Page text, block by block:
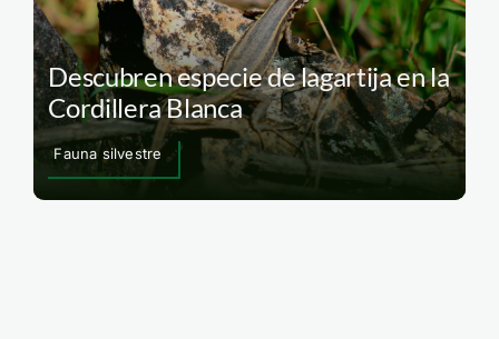
Descubren especie de lagartija en la
Cordillera Blanca
Fauna silvestre